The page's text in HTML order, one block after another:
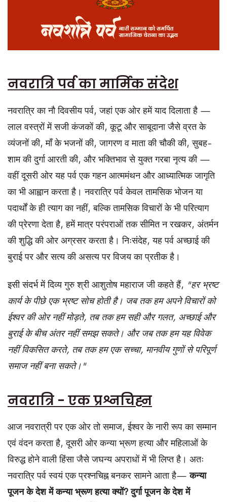
नवरात्रि पर्व का मार्मिक संदेश
नवरात्रि का नौ दिवसीय पर्व, जहां एक ओर हमें याद दिलाता है —
लाल वस्त्रों में सजी कंजकों की, कूटू और साबूदाना जैसे व्रत के
व्यंजनों की, माँ के भजनों की, जागरण व माता की चौकी की, सुबह-
शाम की दुर्गा आरती की, और भक्तिभाव से युक्त गरबा नृत्य की —
वहीं दूसरी ओर यह पर्व एक गहन आत्ममंथन और आध्यात्मिक जागृति
का भी आह्वान करता है। नवरात्रि पर्व केवल तामसिक भोजन या
पदार्थों के ही त्याग का नहीं, बल्कि तामसिक विचारों के भी परित्याग
की प्रेरणा देता है, हमें मात्र परंपराओं तक सीमित न रखकर, अंतर्मन
की शुद्धि की ओर अग्रसर करता है। निःसंदेह, यह पर्व अच्छाई की
बुराई पर और सत्य की असत्य पर विजय का प्रतीक है।
इसी संदर्भ में दिव्य गुरु श्री आशुतोष महाराज जी कहते हैं, "हर भ्रष्ट
कार्य के पीछे एक भ्रष्ट सोच होती है। जब तक हम अपने विचारों को
ईश्वर की ओर नहीं मोड़ते, तब तक हम सही और गलत, अच्छाई और
बुराई के बीच अंतर नहीं समझ सकते। और जब तक हम यह विवेक
नहीं विकसित करते, तब तक हम एक सच्चा, मानवीय गुणों से परिपूर्ण
समाज नहीं बना सकते।"
नवरात्रि - एक प्रश्नचिह्न
आज नवरात्री पर एक ओर तो समाज, ईश्वर के नारी रूप का सम्मान
एवं वंदन करता है, दूसरी ओर कन्या भ्रूण हत्या और महिलाओं के
विरुद्ध होने वाली हिंसा जैसे जघन्य अपराधों में भी लिप्त है। अतः
नवरात्रि पर्व स्वयं एक प्रश्नचिह्न बनकर सामने आता है—कन्या
पूजन के देश में कन्या भ्रूण हत्या क्यों? दुर्गापूजन के देश में